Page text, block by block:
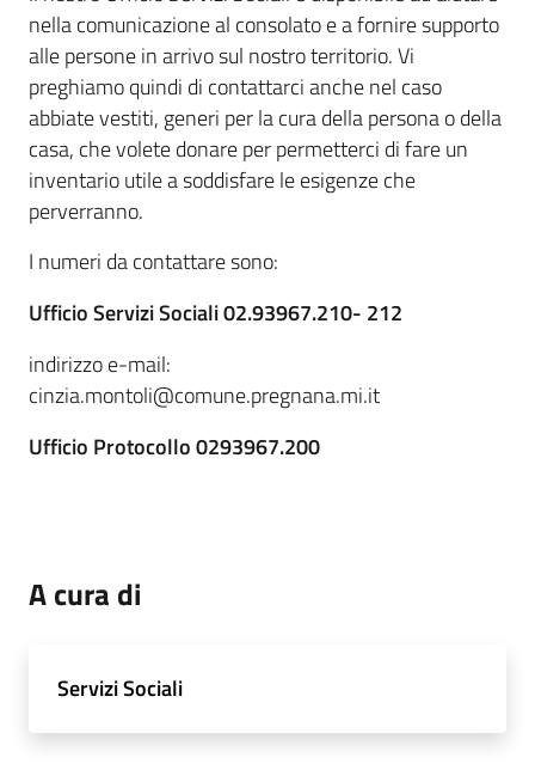
nella comunicazione al consolato e a fornire supporto
alle persone in arrivo sul nostro territorio. Vi
preghiamo quindi di contattarci anche nel caso
abbiate vestiti, generi per la cura della persona o della
casa, che volete donare per permetterci di fare un
inventario utile a soddisfare le esigenze che
perverranno.
I numeri da contattare sono:
Ufficio Servizi Sociali 02.93967.210- 212
indirizzo e-mail:
cinzia.montoli@comune.pregnana.mi.it
Ufficio Protocollo 0293967.200
A cura di
Servizi Sociali